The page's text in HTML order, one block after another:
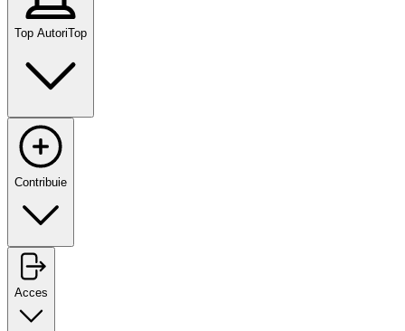
Top AutoriTop
Contribuie
Acces